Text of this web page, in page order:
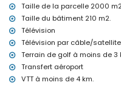
Sports
Cyclisme (à moins de
Tennis, golf (La Sella
canoë, pêche, plongée,
de la maison)
Taille de la parcelle 2000
Taille du bâtiment 210 m2.
Télévision
Télévision par câble/satellite
Terrain de golf à moins de 3
Transfert aéroport
VTT à moins de 4 km.